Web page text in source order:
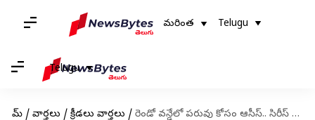
మరింత Telugu
Telugu
హోమ్ / వార్తలు / క్రీడలు వార్తలు / రెండో వన్డేలో పరువు కోసం ఆసీస్.. సిరీస్ కోసం భారత్